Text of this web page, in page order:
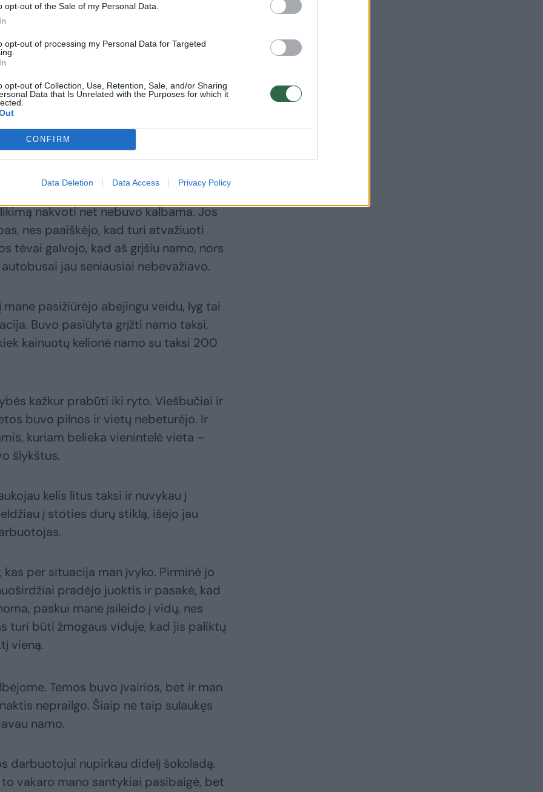
opt-out of the Sale of my Personal Data.
opt-out of processing my Personal Data for Targeted
opt-out of Collection, Use, Retention, Sale, and/or Sharing
Data that Is Unrelated with the Purposes for which it
CONFIRM
Data Deletion Data Access Privacy Policy
policija
nutiko
stebuklas
jai patiko. Buvo gera širdyje. Bet
negera, nors dabar tai atrodo kaip
nakvoti net nebuvo kalbama. Jos
nes paaiškėjo, kad turi atvažiuoti
tėvai galvojo, kad aš grįšiu namo, nors
jau seniausiai nebevažiavo.
pasižiūrėjo abejingu veidu, lyg tai
Buvo pasiūlyta grįžti namo taksi,
kainuotų kelionė namo su taksi 200
kažkur prabūti iki ryto. Viešbučiai ir
buvo pilnos ir vietų nebeturėjo. Ir
kuriam belieka vienintelė vieta –
šlykštus.
kelis litus taksi ir nuvykau į
į stoties durų stiklą, išėjo jau
per situacija man įvyko. Pirminė jo
pradėjo juoktis ir pasakė, kad
paskui mane įsileido į vidų, nes
turi būti žmogaus viduje, kad jis paliktų
vieną.
Temos buvo įvairios, bet ir man
neprailgo. Šiaip ne taip sulaukęs
namo.
darbuotojui nupirkau didelį šokoladą.
vakaro mano santykiai pasibaigė, bet